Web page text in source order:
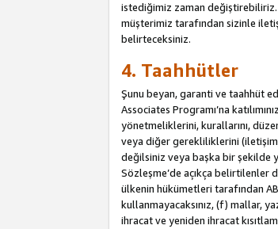
istediğimiz zaman
müşterimiz tarafından sizinle
belirteceksiniz.
4. Taahhütler
Şunu beyan, garanti ve taahhüt
Associates Programı’na
yönetmeliklerini, kurallarını,
veya diğer gerekliliklerini
değilsiniz veya başka bir şekilde
Sözleşme’de açıkça belirtilenler
ülkenin hükümetleri tarafından
kullanmayacaksınız, (f) mallar,
ihracat ve yeniden ihracat